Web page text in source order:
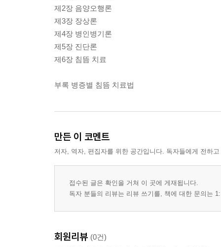
제2장 음양오행론
제3장 장상론
제4장 병인병기론
제5장 진단론
제6장 침뜸 치료
부록 병증별 침뜸 치료법
만든 이 코멘트
저자, 역자, 편집자를 위한 공간입니다. 독자들에게 전하
접수된 글은 확인을 거쳐 이 곳에 게재됩니다.
독자 분들의 리뷰는 리뷰 쓰기를, 책에 대한 문의는
회원리뷰 (0건)